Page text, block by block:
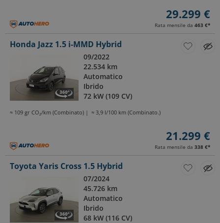
29.299 €
Rata mensile da 463 €*
Honda Jazz 1.5 i-MMD Hybrid
09/2022
22.534 km
Automatico
Ibrido
72 kW (109 CV)
≈ 109 gr CO₂/km (Combinato) ≈ 3,9 l/100 km (Combinato.)
21.299 €
Rata mensile da 338 €*
Toyota Yaris Cross 1.5 Hybrid
07/2024
45.726 km
Automatico
Ibrido
68 kW (116 CV)